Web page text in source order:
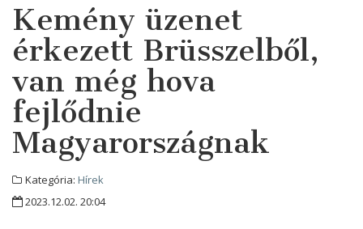
Kemény üzenet
érkezett Brüsszelből,
van még hova
fejlődnie
Magyarországnak
Kategória: Hírek
2023.12.02. 20:04